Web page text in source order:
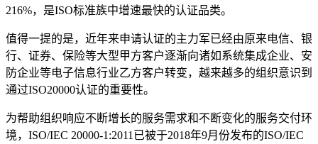
216%，是ISO标准族中增速最快的认证品类。
值得一提的是，近年来申请认证的主力军已经由原来电信、银
行、证券、保险等大型甲方客户逐渐向诸如系统集成企业、安
防企业等电子信息行业乙方客户转变，越来越多的组织意识到
通过ISO20000认证的重要性。
为帮助组织响应不断增长的服务需求和不断变化的服务交付环
境，ISO/IEC 20000-1:2011已被于2018年9月份发布的ISO/IEC